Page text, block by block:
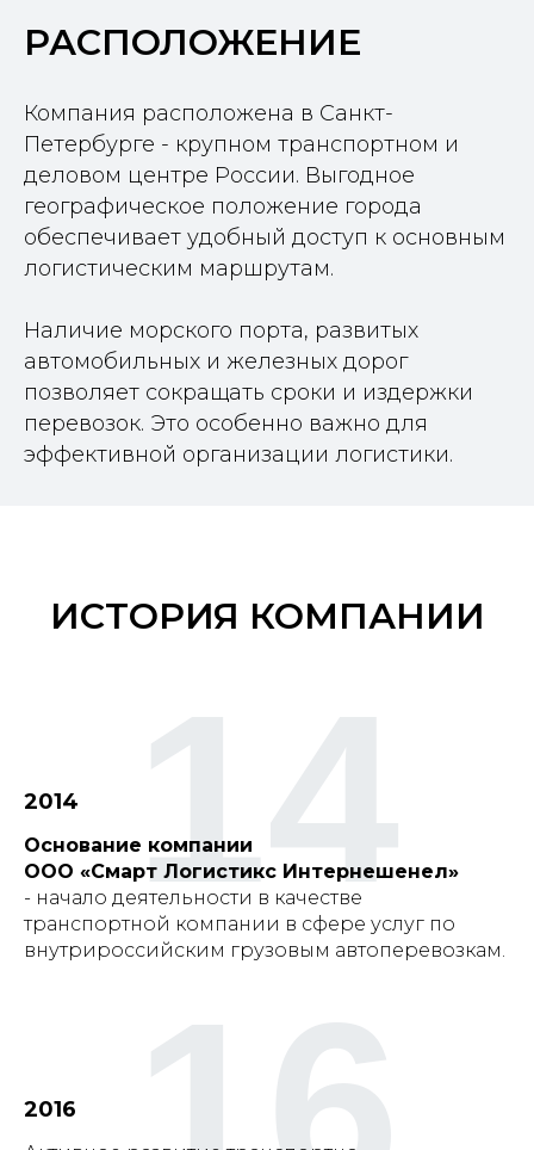
РАСПОЛОЖЕНИЕ
Компания расположена в Санкт-
Петербурге - крупном транспортном и
деловом центре России. Выгодное
географическое положение города
обеспечивает удобный доступ к основным
логистическим маршрутам.
Наличие морского порта, развитых
автомобильных и железных дорог
позволяет сокращать сроки и издержки
перевозок. Это особенно важно для
эффективной организации логистики.
ИСТОРИЯ КОМПАНИИ
2014
Основание компании
ООО «Смарт Логистикс Интернешенел»
- начало деятельности в качестве
транспортной компании в сфере услуг по
внутрироссийским грузовым автоперевозкам.
14
2016